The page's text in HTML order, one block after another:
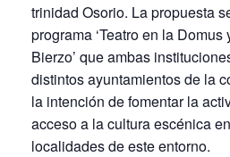
trinidad Osorio. La propuesta
programa ‘Teatro en la
Bierzo’ que ambas
distintos ayuntamientos de la
la intención de fomentar la
acceso a la cultura escénica
localidades de este entorno.